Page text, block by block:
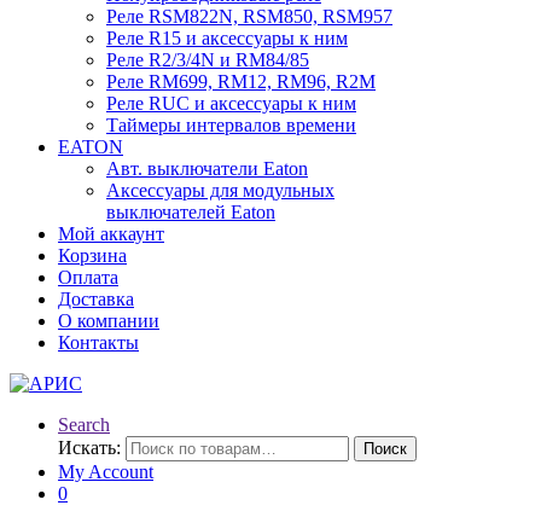
Реле RSM822N, RSM850, RSM957
Реле R15 и аксессуары к ним
Реле R2/3/4N и RM84/85
Реле RM699, RM12, RM96, R2M
Реле RUC и аксессуары к ним
Таймеры интервалов времени
EATON
Авт. выключатели Eaton
Аксессуары для модульных
выключателей Eaton
Мой аккаунт
Корзина
Оплата
Доставка
О компании
Контакты
Search
Искать:
Поиск
My Account
0